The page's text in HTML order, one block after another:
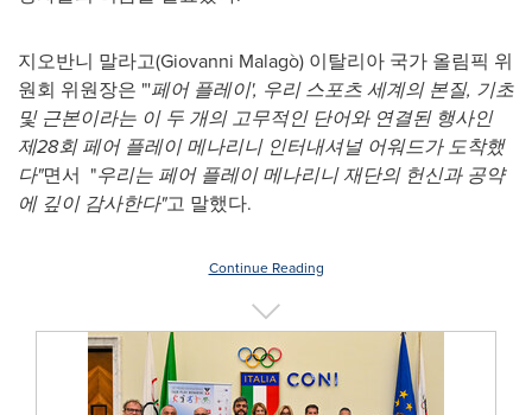
지오반니 말라고(Giovanni Malagò) 이탈리아 국가 올림픽 위
원회 위원장은 "'페어 플레이', 우리 스포츠 세계의 본질, 기초
및 근본이라는 이 두 개의 고무적인 단어와 연결된 행사인
제28회 페어 플레이 메나리니 인터내셔널 어워드가 도착했
다"면서 "우리는 페어 플레이 메나리니 재단의 헌신과 공약
에 깊이 감사한다"고 말했다.
Continue Reading